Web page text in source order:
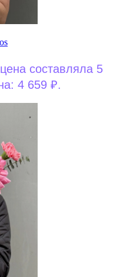
составляла 5
4 659 ₽.